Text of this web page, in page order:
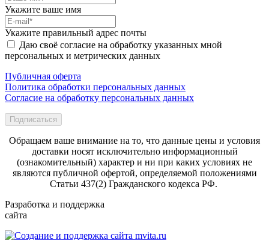
Укажите ваше имя
Укажите правильный адрес почты
Даю своё согласие на обработку указанных мной
персональных и метрических данных
Публичная оферта
Политика обработки персональных данных
Согласие на обработку персональных данных
Подписаться
Обращаем ваше внимание на то, что данные цены и условия
доставки носят исключительно информационный
(ознакомительный) характер и ни при каких условиях не
являются публичной офертой, определяемой положениями
Статьи 437(2) Гражданского кодекса РФ.
Разработка и поддержка
сайта